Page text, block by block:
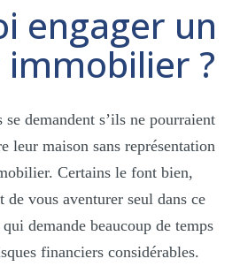
engager un
?
demandent s’ils ne pourraient
leur maison sans représentation
Certains le font bien,
de vous aventurer seul dans ce
demande beaucoup de temps
financiers considérables.